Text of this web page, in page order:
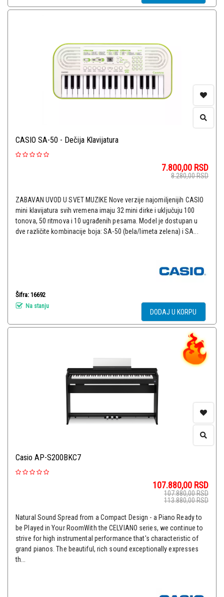
CASIO SA-50 - Dečija Klavijatura
7.800,00 RSD
8.280,00RSD
ZABAVAN UVOD U SVET MUZIKE Nove verzije najomiljenijih CASIO
mini klavijatura svih vremena imaju 32 mini dirke i uključuju 100
tonova, 50 ritmova i 10 ugrađenih pesama. Model je dostupan u
dve različite kombinacije boja: SA-50 (bela/limeta zelena) i SA...
Šifra: 16692
Na stanju
DODAJ U KORPU
Casio AP-S200BKC7
107.880,00 RSD
107.880,00RSD
113.880,00RSD
Natural Sound Spread from a Compact Design - a Piano Ready to
be Played in Your RoomWith the CELVIANO series, we continue to
strive for high instrumental performance that's characteristic of
grand pianos. The beautiful, rich sound exceptionally expresses
th...